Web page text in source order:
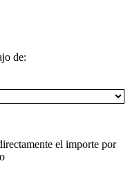
de:
el importe por